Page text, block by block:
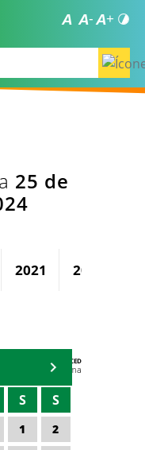
25 de
2021 2022
AGENDA DA CODED/CED
Vagna Lima
S S
1
2